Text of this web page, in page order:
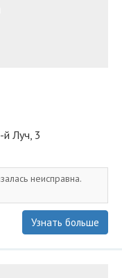
й Луч, 3
неисправна.
Узнать больше